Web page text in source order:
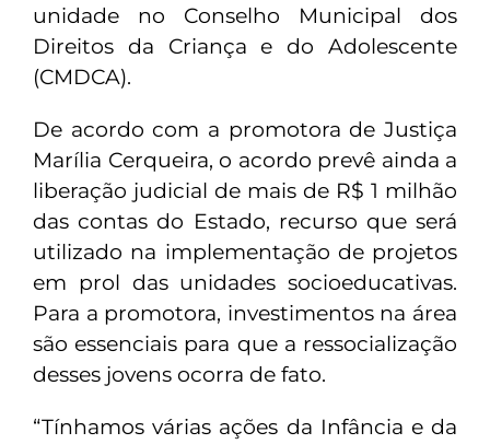
unidade no Conselho Municipal dos
Direitos da Criança e do Adolescente
(CMDCA).
De acordo com a promotora de Justiça
Marília Cerqueira, o acordo prevê ainda a
liberação judicial de mais de R$ 1 milhão
das contas do Estado, recurso que será
utilizado na implementação de projetos
em prol das unidades socioeducativas.
Para a promotora, investimentos na área
são essenciais para que a ressocialização
desses jovens ocorra de fato.
“Tínhamos várias ações da Infância e da